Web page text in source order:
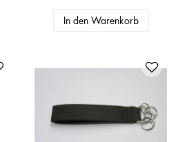
In den Warenkorb